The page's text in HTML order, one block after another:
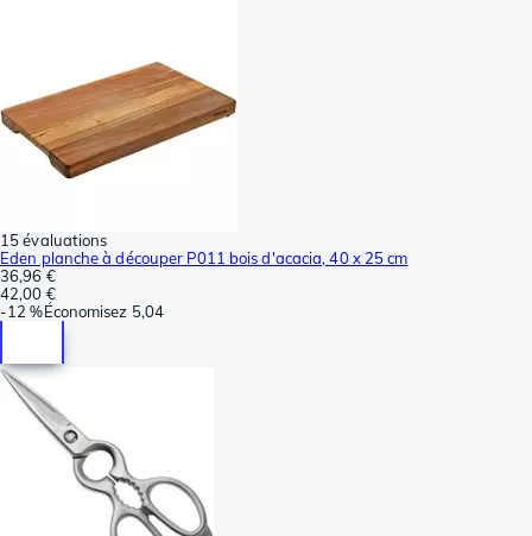
15 évaluations
Eden planche à découper P011 bois d'acacia, 40 x 25 cm
36,96 €
42,00 €
-12 %Économisez 5,04